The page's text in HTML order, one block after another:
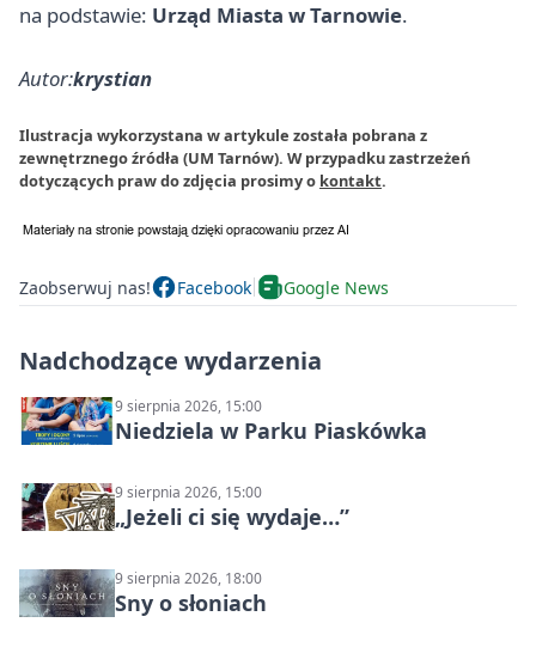
na podstawie: Urząd Miasta w Tarnowie.
Autor:krystian
Ilustracja wykorzystana w artykule została pobrana z
zewnętrznego źródła (UM Tarnów). W przypadku zastrzeżeń
dotyczących praw do zdjęcia prosimy o kontakt.
Zaobserwuj nas! Facebook Google News
Nadchodzące wydarzenia
9 sierpnia 2026, 15:00
Niedziela w Parku Piaskówka
9 sierpnia 2026, 15:00
„Jeżeli ci się wydaje…”
9 sierpnia 2026, 18:00
Sny o słoniach